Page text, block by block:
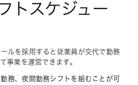
トスケジュー
ルを採用すると従業員が交代で勤務
事業を運営できます。
務、夜間勤務シフトを組むことが可